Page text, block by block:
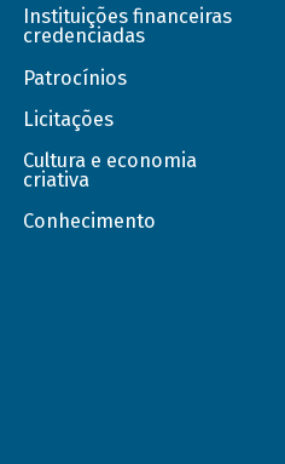
Instituições financeiras
credenciadas
Patrocínios
Licitações
Cultura e economia
criativa
Conhecimento